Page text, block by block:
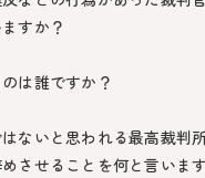
すか？
は誰ですか？
ないと思われる最高裁判
させることを何と言いま